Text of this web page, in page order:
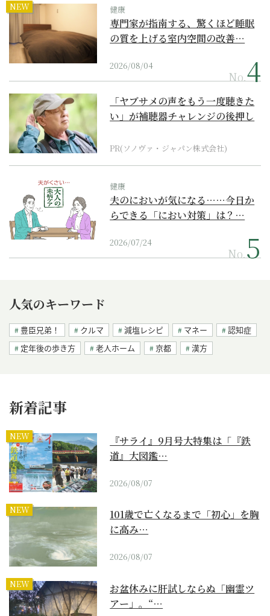
NEW 健康
専門家が指南する、驚くほど睡眠
の質を上げる室内空間の改善…
2026/08/04
No.
「ヤブサメの声をもう一度聴きた
い」が補聴器チャレンジの後押し
PR(ソノヴァ・ジャパン株式会社)
健康
夫のにおいが気になる……今日か
らできる「におい対策」は？…
2026/07/24
No.
人気のキーワード
豊臣兄弟！ クルマ 減塩レシピ マネー
認知症
定年後の歩き方
老人ホーム 京都 漢方
新着記事
NEW
『サライ』9月号大特集は「『鉄
道』大図鑑…
2026/08/07
NEW
101歳で亡くなるまで「初心」を胸
に高み…
2026/08/07
NEW
お盆休みに肝試しならぬ「幽霊ツ
アー」。“…